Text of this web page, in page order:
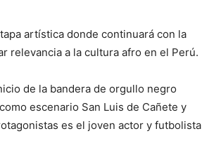
artística donde continuará con la
relevancia a la cultura afro en el Perú.
de la bandera de orgullo negro
escenario San Luis de Cañete y
es el joven actor y futbolista